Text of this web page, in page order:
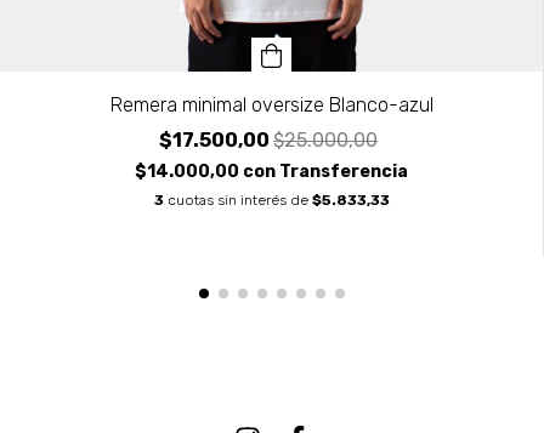
Remera minimal oversize Blanco-azul
$17.500,00 $25.000,00
$14.000,00 con Transferencia
3 cuotas sin interés de $5.833,33